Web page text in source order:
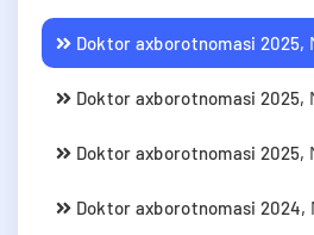
Doktor axborotnomasi 2025,
Doktor axborotnomasi 2025,
Doktor axborotnomasi 2025,
Doktor axborotnomasi 2024,